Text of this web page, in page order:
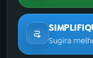
Sugira